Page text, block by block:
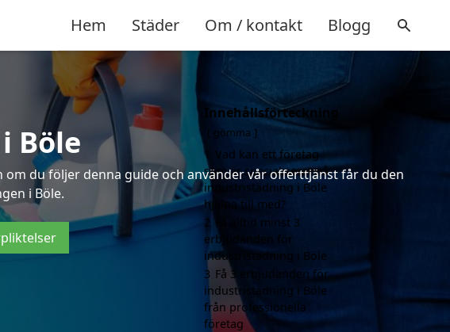
Hem Städer Om / kontakt Blogg
Böle
du följer denna guide och använder vår offerttjänst får du den
i Böle.
Innehållsförteckning
gömma
1 Vad kan ett företag
som är specialiserat på
industristädning i Böle
hjälpa till med?
2 Få alltid minst 3
erbjudanden för
industristädning i Böle
3 Få 3 erbjudanden för
industristädning i Böle
från professionella
företag